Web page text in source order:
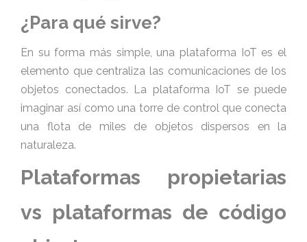
¿Para qué sirve?
En su forma más simple, una plataforma IoT es el
elemento que centraliza las comunicaciones de los
objetos conectados. La plataforma IoT se puede
imaginar así como una torre de control que conecta
una flota de miles de objetos dispersos en la
naturaleza.
Plataformas propietarias
vs plataformas de código